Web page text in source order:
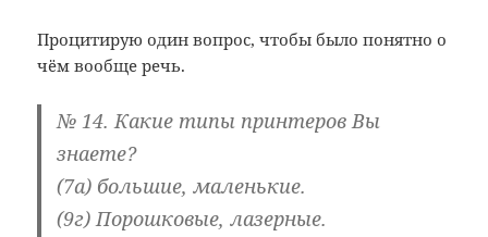
Процитирую один вопрос, чтобы было понятно о
чём вообще речь.
№ 14. Какие типы принтеров Вы
знаете?
(7а) большие, маленькие.
(9г) Порошковые, лазерные.